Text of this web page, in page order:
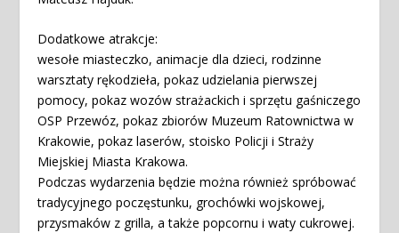
Dodatkowe atrakcje:
wesołe miasteczko, animacje dla dzieci, rodzinne
warsztaty rękodzieła, pokaz udzielania pierwszej
pomocy, pokaz wozów strażackich i sprzętu gaśniczego
OSP Przewóz, pokaz zbiorów Muzeum Ratownictwa w
Krakowie, pokaz laserów, stoisko Policji i Straży
Miejskiej Miasta Krakowa.
Podczas wydarzenia będzie można również spróbować
tradycyjnego poczęstunku, grochówki wojskowej,
przysmaków z grilla, a także popcornu i waty cukrowej.